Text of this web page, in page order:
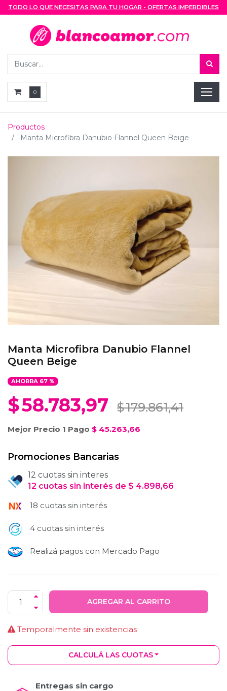
TODO LO QUE NECESITAS PARA TU HOGAR - OFERTAS IMPERDIBLES
0
Productos
Manta Microfibra Danubio Flannel Queen Beige
Manta Microfibra Danubio Flannel
Queen Beige
AHORRA 67%
$58.783,97 $179.861,41
Mejor Precio 1 Pago $ 45.263,66
Promociones Bancarias
12 cuotas sin interes
12 cuotas sin interés de $ 4.898,66
18 cuotas sin interés
4 cuotas sin interés
Realizá pagos con Mercado Pago
AGREGAR AL CARRITO
Temporalmente sin existencias
CALCULÁ LAS CUOTAS
Entregas sin cargo